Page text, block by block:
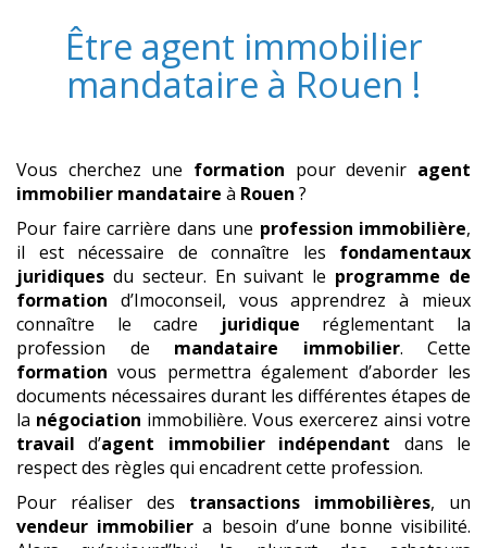
Être agent immobilier
mandataire à Rouen !
Vous cherchez une formation pour devenir agent
immobilier mandataire à Rouen ?
Pour faire carrière dans une profession immobilière,
il est nécessaire de connaître les fondamentaux
juridiques du secteur. En suivant le programme de
formation d’Imoconseil, vous apprendrez à mieux
connaître le cadre juridique réglementant la
profession de mandataire immobilier. Cette
formation vous permettra également d’aborder les
documents nécessaires durant les différentes étapes de
la négociation immobilière. Vous exercerez ainsi votre
travail d’agent immobilier indépendant dans le
respect des règles qui encadrent cette profession.
Pour réaliser des transactions immobilières, un
vendeur immobilier a besoin d’une bonne visibilité.